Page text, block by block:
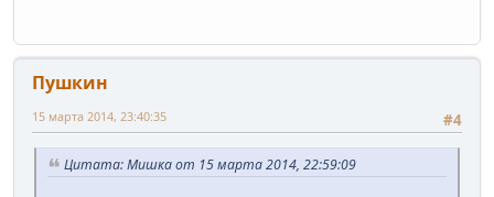
Пушкин
#4
15 марта 2014, 23:40:35
Цитата: Мишка от 15 марта 2014, 22:59:09